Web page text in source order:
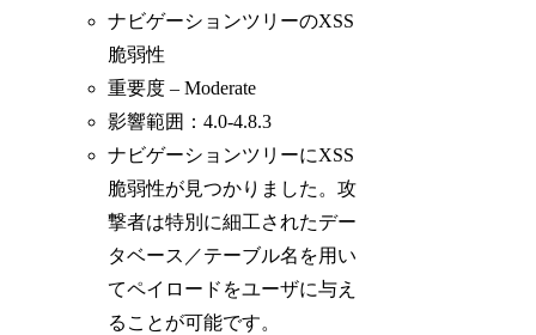
ナビゲーションツリーのXSS
脆弱性
重要度 – Moderate
影響範囲：4.0-4.8.3
ナビゲーションツリーにXSS
脆弱性が見つかりました。攻
撃者は特別に細工されたデー
タベース／テーブル名を用い
てペイロードをユーザに与え
ることが可能です。